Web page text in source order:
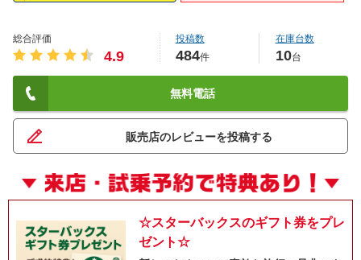
総合評価
4.9
投稿数
484件
在庫台数
10台
無料電話
販売店のレビューを投稿する
☆スターバックスのギフト券をプレ
ゼント☆